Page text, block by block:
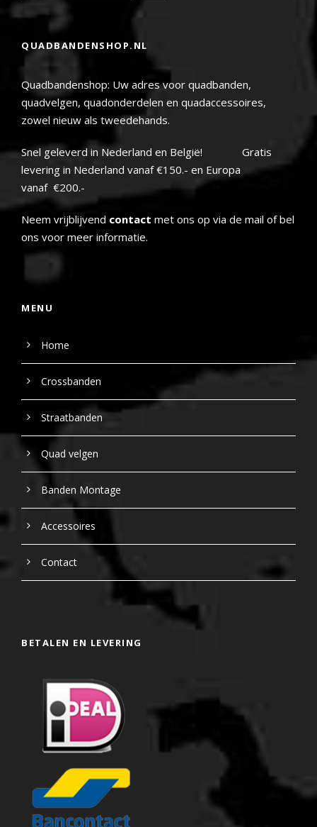
QUADBANDENSHOP.NL
Quadbandenshop: Uw adres voor quadbanden,
quadvelgen, quadonderdelen en quadaccessoires,
zowel nieuw als tweedehands.
Snel geleverd in Nederland en België! Gratis
levering in Nederland vanaf €150.- en Europa
vanaf €200.-
Neem vrijblijvend contact met ons op via de mail of bel
ons voor meer informatie.
MENU
Home
Crossbanden
Straatbanden
Quad velgen
Banden Montage
Accessoires
Contact
BETALEN EN LEVERING